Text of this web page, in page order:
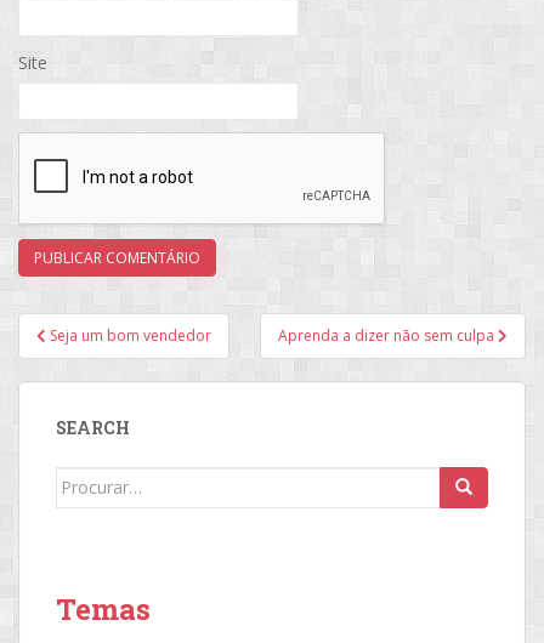
Site
Navegação
de
Post
Seja um bom vendedor Aprenda a dizer não sem culpa
SEARCH
Search
Temas